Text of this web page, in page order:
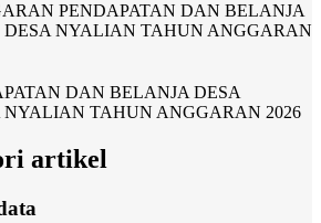
PENDAPATAN DAN BELANJA
DESA NYALIAN TAHUN ANGGARAN
DAN BELANJA DESA
NYALIAN TAHUN ANGGARAN 2026
artikel